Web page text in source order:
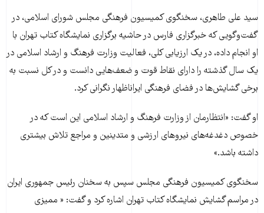
سید علی طاهری، سخنگوی کمیسیون فرهنگی مجلس شورای اسلامی، در
گفت‌و‌گویی که خبرگزاری فارس در حاشیه برگزاری نمایشگاه کتاب تهران با
او انجام داده، در یک ارزیابی کلی، فعالیت وزارت فرهنگ و ارشاد اسلامی در
یک سال گذشته را دارای نقاط قوت و ضعف‌هایی دانست و در کل نسبت به
برخی گشایش‌ها در فضای فرهنگی ایراناظهار نگرانی کرد.
او گفت: «انتظارمان از وزارت فرهنگ و ارشاد اسلامی این است که در
خصوص دغدغه‌های نیروهای ارزشی و متدینین و مراجع تلاش بیشتری
داشته باشد.»
سخنگوی کمیسیون فرهنگی مجلس سپس به سخنان رئیس جمهوری ایران
در مراسم گشایش نمایشگاه کتاب تهران اشاره کرد و گفت: « ممیزی